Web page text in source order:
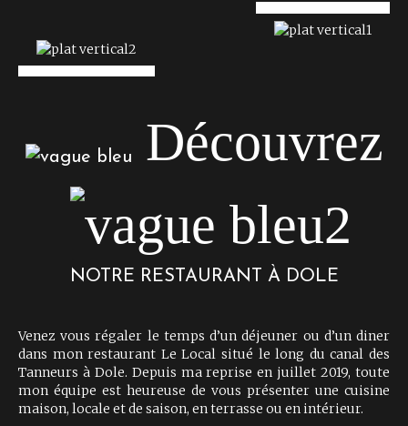
Découvrez
NOTRE RESTAURANT À DOLE
Venez vous régaler le temps d’un déjeuner ou d’un diner
dans mon restaurant Le Local situé le long du canal des
Tanneurs à Dole. Depuis ma reprise en juillet 2019, toute
mon équipe est heureuse de vous présenter une cuisine
maison, locale et de saison, en terrasse ou en intérieur.